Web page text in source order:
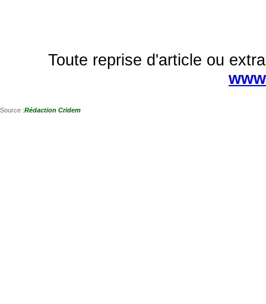
Toute reprise d'article ou
Source :Rédaction Cridem